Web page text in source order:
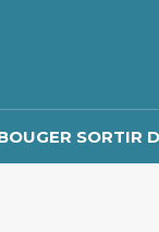
SORTIR